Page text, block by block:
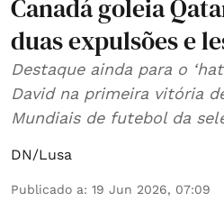
Canadá goleia
duas expulsões e
Destaque ainda para o
David na primeira vitória
Mundiais de futebol da
DN/Lusa
Publicado a: 19 Jun 2026, 07:09